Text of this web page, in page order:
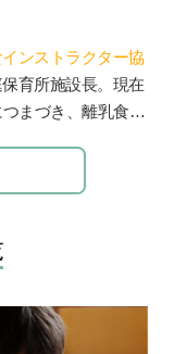
ことば』『ひとり
ちます』（小学
年逝去。半世紀に
たこれら数多くの
グが人気を呼びパ
！を創業し、
日本初のクローゼ
験をもとに、人生
げ、活動の場を広げ
」
ンストラクター協
育所施設長。現在
まづき、離乳食を
の保育士としての
ゃんとママに寄り
、執筆などの分野
る離乳食インスト
養成講座はこれま